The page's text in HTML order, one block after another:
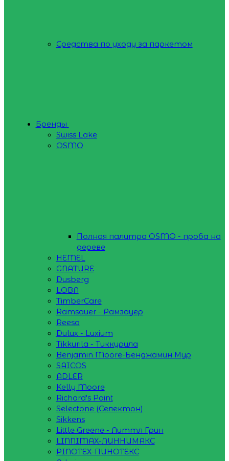
Средства по уходу за паркетом
Бренды
Swiss Lake
OSMO
Полная палитра OSMO - проба на
дереве
HEMEL
GNATURE
Dusberg
LOBA
TimberCare
Ramsauer - Рамзауер
Reesa
Dulux - Luxium
Tikkurila - Тиккурила
Benjamin Moore-Бенджамин Мур
SAICOS
ADLER
Kelly Moore
Richard's Paint
Selectone (Селектон)
Sikkens
Little Greene - Литтл Грин
LINNIMAX-ЛИННИМАКС
PINOTEX-ПИНОТЕКС